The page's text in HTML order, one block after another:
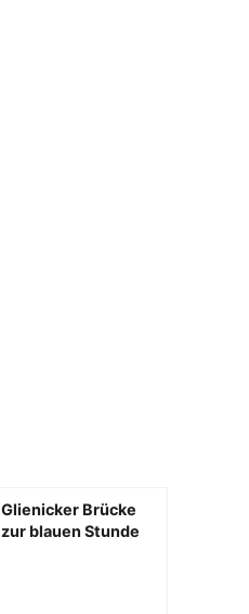
Glienicker Brücke
zur blauen Stunde